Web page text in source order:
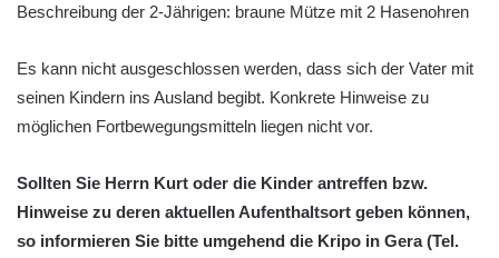
Beschreibung der 2-Jährigen: braune Mütze mit 2 Hasenohren
Es kann nicht ausgeschlossen werden, dass sich der Vater mit
seinen Kindern ins Ausland begibt. Konkrete Hinweise zu
möglichen Fortbewegungsmitteln liegen nicht vor.
Sollten Sie Herrn Kurt oder die Kinder antreffen bzw.
Hinweise zu deren aktuellen Aufenthaltsort geben können,
so informieren Sie bitte umgehend die Kripo in Gera (Tel.